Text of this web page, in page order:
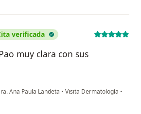
verificada
muy clara con sus
Ana Paula Landeta • Visita Dermatología •
Laris